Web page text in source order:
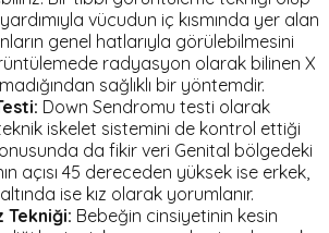
vücudun iç kısmında yer alan
genel hatlarıyla görülebilmesini
radyasyon olarak bilinen X
sağlıklı bir yöntemdir.
Down Sendromu testi olarak
iskelet sistemini de kontrol ettiği
da fikir veri Genital bölgedeki
açısı 45 dereceden yüksek ise erkek,
ise kız olarak yorumlanır.
Tekniği: Bebeğin cinsiyetinin kesin